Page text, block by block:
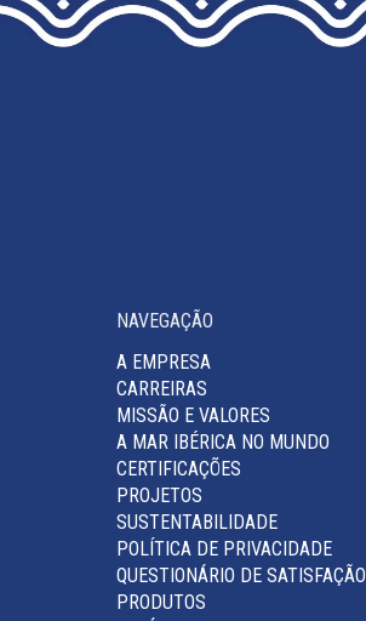
THE
PRODUCT
NAVEGAÇÃO
A EMPRESA
CARREIRAS
MISSÃO E VALORES
A MAR IBÉRICA NO MUNDO
CERTIFICAÇÕES
PROJETOS
SUSTENTABILIDADE
POLÍTICA DE PRIVACIDADE
QUESTIONÁRIO DE SATISFAÇÃO
PRODUTOS